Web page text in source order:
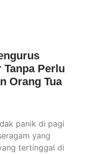
Perlu
Orang Tua
panik di pagi
yang
tertinggal di